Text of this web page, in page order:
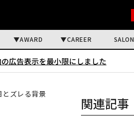
AWARD CAREER SALON
広告表示を最小限にしました
ズレる背景
関連記事